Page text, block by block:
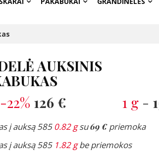
AUKSINIS
-22% 126 € 1 g -
į auksą 585 0.82 gsu69 €priemoka
į auksą 585 1.82 gbe priemokos